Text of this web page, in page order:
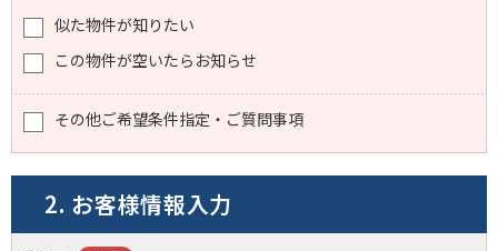
似た物件が知りたい
この物件が空いたらお知らせ
その他ご希望条件指定・ご質問事項
2. お客様情報入力